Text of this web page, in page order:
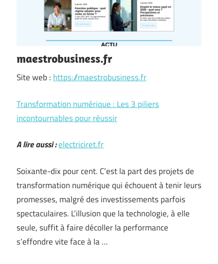
maestrobusiness.fr
Site web : https://maestrobusiness.fr
Transformation numérique : Les 3 piliers
incontournables pour réussir
A lire aussi :electriciret.fr
Soixante-dix pour cent. C’est la part des projets de
transformation numérique qui échouent à tenir leurs
promesses, malgré des investissements parfois
spectaculaires. L’illusion que la technologie, à elle
seule, suffit à faire décoller la performance
s’effondre vite face à la …